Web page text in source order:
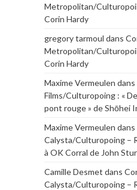
Metropolitan/
Corin Hardy
gregory tarmoul dans
Metropolitan/
Corin Hardy
Maxime Vermeulen dans
Films/Culturopoing : «
pont rouge » de Shōhei
Maxime Vermeulen dans
Calysta/Culturopoing –
à OK Corral de John
Camille Desmet dans
Calysta/Culturopoing –